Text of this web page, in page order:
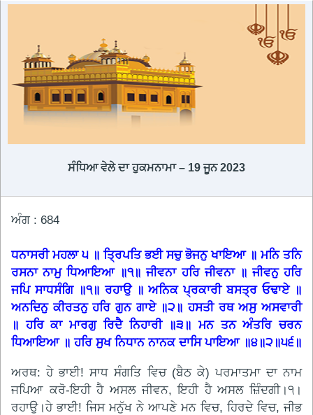
ਸੰਧਿਆ ਵੇਲੇ ਦਾ ਹੁਕਮਨਾਮਾ – 19 ਜੂਨ 2023
ਅੰਗ : 684
ਧਨਾਸਰੀ ਮਹਲਾ ੫ ॥ ਤ੍ਰਿਪਤਿ ਭਈ ਸਚੁ ਭੋਜਨੁ ਖਾਇਆ ॥ ਮਨਿ ਤਨਿ
ਰਸਨਾ ਨਾਮੁ ਧਿਆਇਆ ॥੧॥ ਜੀਵਨਾ ਹਰਿ ਜੀਵਨਾ ॥ ਜੀਵਨੁ ਹਰਿ
ਜਪਿ ਸਾਧਸੰਗਿ ॥੧॥ ਰਹਾਉ ॥ ਅਨਿਕ ਪ੍ਰਕਾਰੀ ਬਸਤ੍ਰ ਓਢਾਏ ॥
ਅਨਦਿਨੁ ਕੀਰਤਨੁ ਹਰਿ ਗੁਨ ਗਾਏ ॥੨॥ ਹਸਤੀ ਰਥ ਅਸੁ ਅਸਵਾਰੀ
॥ ਹਰਿ ਕਾ ਮਾਰਗੁ ਰਿਦੈ ਨਿਹਾਰੀ ॥੩॥ ਮਨ ਤਨ ਅੰਤਰਿ ਚਰਨ
ਧਿਆਇਆ ॥ ਹਰਿ ਸੁਖ ਨਿਧਾਨ ਨਾਨਕ ਦਾਸਿ ਪਾਇਆ ॥੪॥੨॥੫੬॥
ਅਰਥ: ਹੇ ਭਾਈ! ਸਾਧ ਸੰਗਤਿ ਵਿਚ (ਬੈਠ ਕੇ) ਪਰਮਾਤਮਾ ਦਾ ਨਾਮ
ਜਪਿਆ ਕਰੋ-ਇਹੀ ਹੈ ਅਸਲ ਜੀਵਨ, ਇਹੀ ਹੈ ਅਸਲ ਜ਼ਿੰਦਗੀ।੧।
ਰਹਾਉ।ਹੇ ਭਾਈ! ਜਿਸ ਮਨੁੱਖ ਨੇ ਆਪਣੇ ਮਨ ਵਿਚ, ਹਿਰਦੇ ਵਿਚ, ਜੀਭ